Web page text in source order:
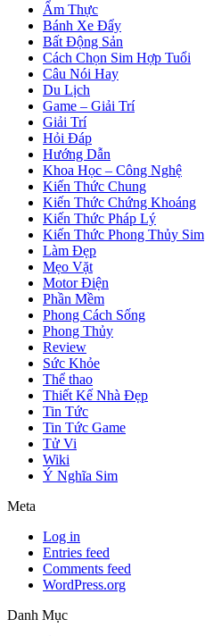
Ẩm Thực
Bánh Xe Đẩy
Bất Động Sản
Cách Chọn Sim Hợp Tuổi
Câu Nói Hay
Du Lịch
Game – Giải Trí
Giải Trí
Hỏi Đáp
Hướng Dẫn
Khoa Học – Công Nghệ
Kiến Thức Chung
Kiến Thức Chứng Khoáng
Kiến Thức Pháp Lý
Kiến Thức Phong Thủy Sim
Làm Đẹp
Mẹo Vặt
Motor Điện
Phần Mềm
Phong Cách Sống
Phong Thủy
Review
Sức Khỏe
Thể thao
Thiết Kế Nhà Đẹp
Tin Tức
Tin Tức Game
Tử Vi
Wiki
Ý Nghĩa Sim
Meta
Log in
Entries feed
Comments feed
WordPress.org
Danh Mục